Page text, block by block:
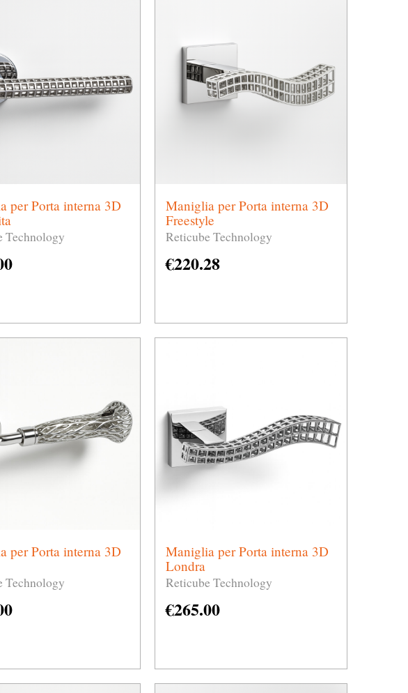
per Porta interna 3D
Technology
Maniglia per Porta interna 3D
Freestyle
Reticube Technology
€220.28
per Porta interna 3D
Technology
Maniglia per Porta interna 3D
Londra
Reticube Technology
€265.00